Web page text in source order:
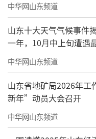
剂等原材料及产
力，合理调整城
三、强制性减
（一）工业
按照德州市重污染
停限产措施执行减
中华网山东频道
山东十大天气气候事件
一年，10月中上旬遭遇
中华网山东频道
山东省地矿局2026年
新年”动员大会召开
中华网山东频道